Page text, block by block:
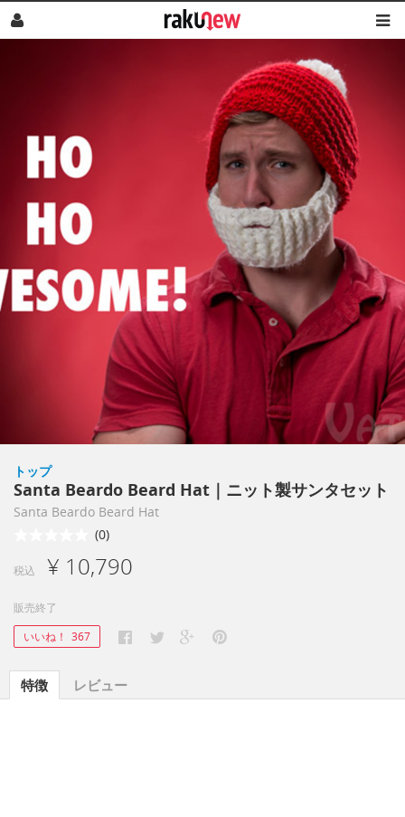
トップ
Santa Beardo Beard Hat｜ニット製サンタセット
Santa Beardo Beard Hat
(0)
税込 ¥ 10,790
販売終了
いいね！ 367
特徴 レビュー